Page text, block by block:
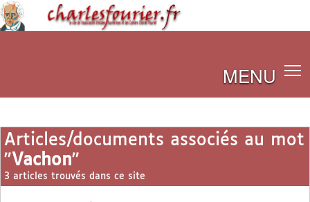
MENU
Articles/documents associés au mot
"Vachon"
3 articles trouvés dans ce site